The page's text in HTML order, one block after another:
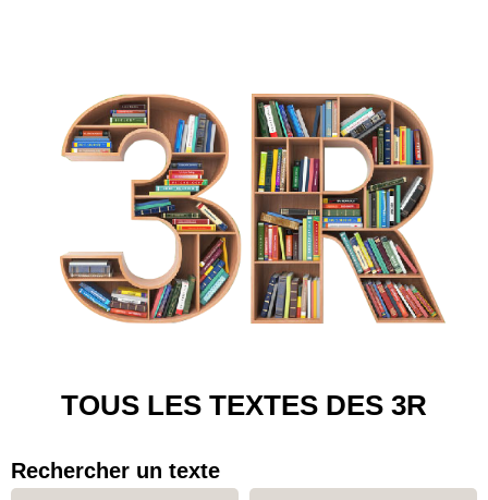
TOUS LES TEXTES DES 3R
Rechercher un texte